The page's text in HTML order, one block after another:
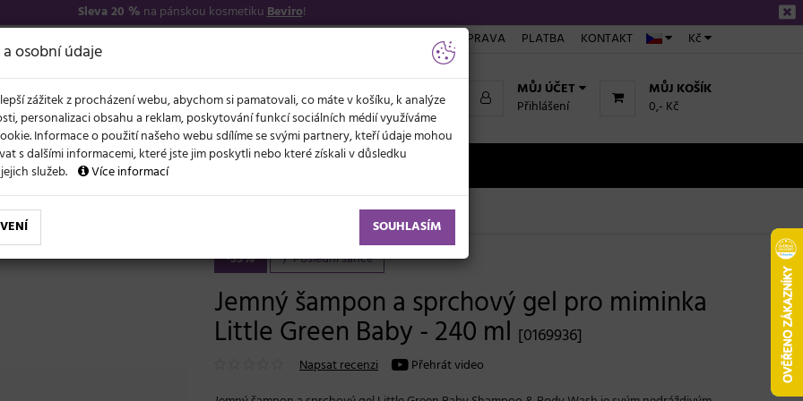
Sleva 20 % na pánskou kosmetikuBeviro!
Kč
DOPRAVA PLATBA KONTAKT
MŮJ KOŠÍK
0,- Kč
MŮJ ÚČET
Přihlášení
NOVĚ LÉTO A VLASY AKCE
šampon a sprchový gel pro miminka Little Green Baby - 240 ml
-35% Poslední šance
Jemný šampon a sprchový gel pro miminka
Little Green Baby - 240 ml [0169936]
Napsat recenzi Přehrát video
osobní údaje
zážitek z procházení webu, abychom si pamatovali, co máte v košíku, k analýze
personalizaci obsahu a reklam, poskytování funkcí sociálních médií využíváme
Informace o použití našeho webu sdílíme se svými partnery, kteří údaje mohou
s dalšími informacemi, které jste jim poskytli nebo které získali v důsledku
služeb.
Více informací
SOUHLASÍM